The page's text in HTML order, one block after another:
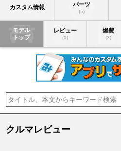
カスタム情報 パーツ
(5)
モデル
トップ
レビュー
(0)
燃費
(3)
クルマレビュー